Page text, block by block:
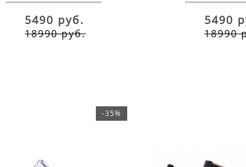
5490 руб.
18990 руб.
5490
18990
-35%